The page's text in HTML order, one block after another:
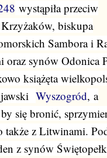
wystąpiła przeciw
biskupa
Sambora i
synów Odonica
książęta
Wyszogród, a
się bronić,
także z Litwinami.
z synów